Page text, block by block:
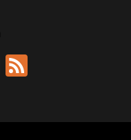
X